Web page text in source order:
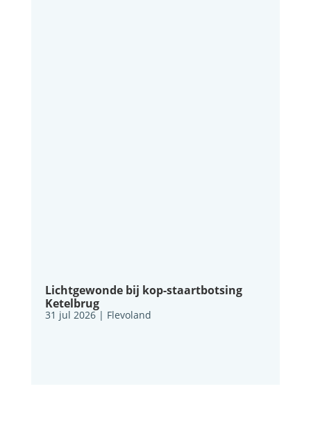
Lichtgewonde bij kop-staartbotsing
Ketelbrug
31 jul 2026| Flevoland